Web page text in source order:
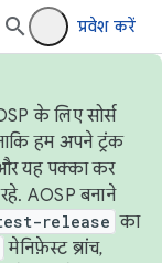
प्रवेश करें
के लिए सोर्स
हम अपने ट्रंक
यह पक्का कर
AOSP बनाने
release का
मेनिफ़ेस्ट ब्रांच,